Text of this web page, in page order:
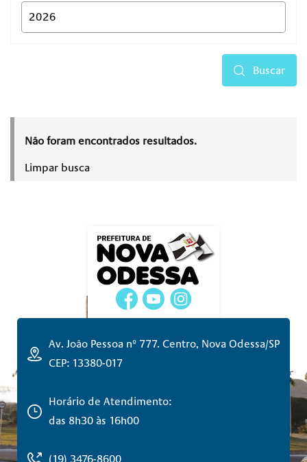
Buscar
Não foram encontrados resultados.
Limpar busca
Av. João Pessoa nº 777. Centro, Nova Odessa/SP
CEP: 13380-017
Horário de Atendimento:
das 8h30 às 16h00